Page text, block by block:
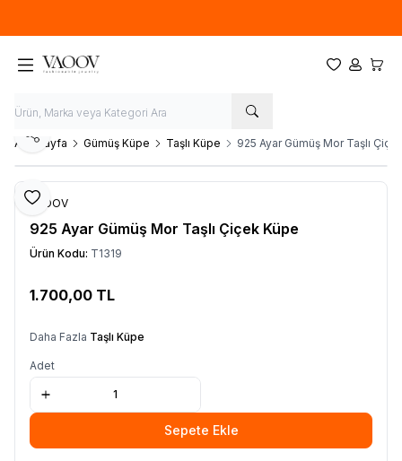
Favorilerim
Hesabım
Ana Sayfa Gümüş Küpe Taşlı Küpe 925 Ayar Gümüş Mor Taşlı
Favoriye Ekle
Paylaş
VAOOV
925 Ayar Gümüş Mor Taşlı Çiçek Küpe
Ürün Kodu: T1319
1.700,00 TL
Daha Fazla Taşlı Küpe
Adet
Sepete Ekle